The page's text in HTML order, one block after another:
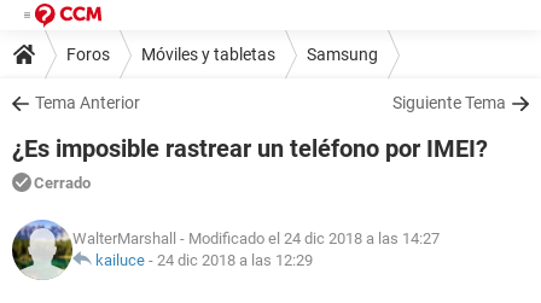
Foros Móviles y tabletas Samsung
Tema Anterior Siguiente Tema
¿Es imposible rastrear un teléfono por IMEI?
Cerrado
WalterMarshall - Modificado el 24 dic 2018 a las 14:27
kailuce - 24 dic 2018 a las 12:29